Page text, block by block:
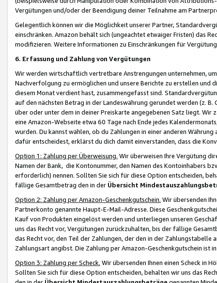
Vergütungen und/oder der Beendigung deiner Teilnahme am
Gelegentlich können wir die Möglichkeit unserer Partner,
einschränken. Amazon behält sich (ungeachtet etwaiger Fristen) das
modifizieren. Weitere Informationen zu Einschränkungen für
6. Erfassung und Zahlung von Vergütungen
Wir werden wirtschaftlich vertretbare Anstrengungen unternehmen,
Nachverfolgung zu ermöglichen und unsere Berichte zu erstellen und
diesem Monat verdient hast, zusammengefasst sind.
auf den nächsten Betrag in der Landeswährung gerundet werden (z.
über oder unter dem in deiner Preiskarte angegebenen Satz liegt.
eine Amazon-Webseite etwa 60 Tage nach Ende jedes
wurden. Du kannst wählen, ob du Zahlungen in einer anderen
dafür entscheidest, erklärst du dich damit einverstanden, dass die
Option 1: Zahlung per Überweisung. Wir überweisen Ihre Vergütung
Namen der Bank, die Kontonummer, den Namen des Kontoinhabers
erforderlich) nennen. Sollten Sie sich für diese Option entscheiden,
fällige Gesamtbetrag den in der Übersicht
Option 2: Zahlung per Amazon-Geschenkgutschein. Wir übersenden
Partnerkonto genannte Haupt-E-Mail-Adresse. Diese
Kauf von Produkten eingelöst werden und unterliegen unseren
uns das Recht vor, Vergütungen zurückzuhalten, bis der fällige
das Recht vor, den Teil der Zahlungen, der den in der
Zahlungsart angibst. Die Zahlung per Amazon-Geschenkgutschein ist
Option 3: Zahlung per Scheck. Wir übersenden Ihnen einen Scheck in
Sollten Sie sich für diese Option entscheiden, behalten wir uns das